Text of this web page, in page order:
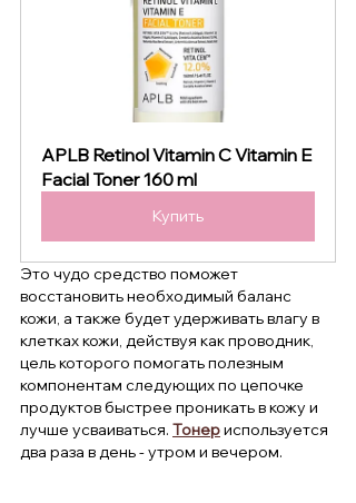
APLB Retinol Vitamin C Vitamin E
Facial Toner 160 ml
Купить
Это чудо средство поможет
восстановить необходимый баланс
кожи, а также будет удерживать влагу в
клетках кожи, действуя как проводник,
цель которого помогать полезным
компонентам следующих по цепочке
продуктов быстрее проникать в кожу и
лучше усваиваться. Тонер используется
два раза в день - утром и вечером.